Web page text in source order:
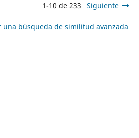
1-10 de 233 Siguiente
una búsqueda de similitud avanzada